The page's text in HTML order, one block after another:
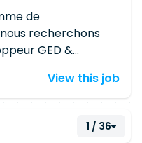
de
recherchons
GED &
gestion
d'une équipe
notamment en
View this job
1 / 36